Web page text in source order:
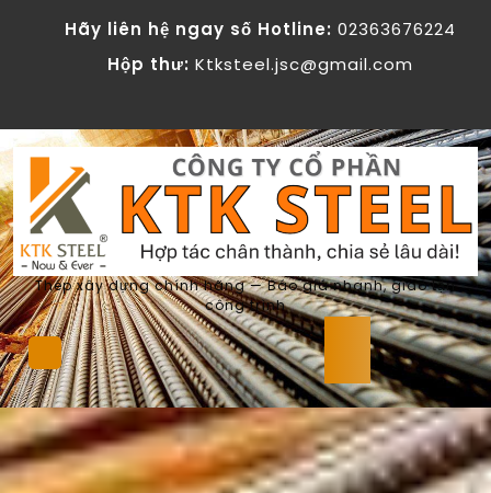
Hãy liên hệ ngay số Hotline: 02363676224
Hộp thư: Ktksteel.jsc@gmail.com
Thép xây dựng chính hãng — Báo giá nhanh, giao tận
công trình
Open
Button